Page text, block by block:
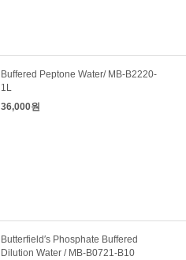
Buffered Peptone Water/ MB-B2220-
1L
36,000원
Butterfield′s Phosphate Buffered
Dilution Water / MB-B0721-B10